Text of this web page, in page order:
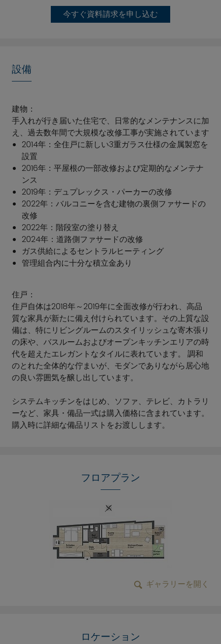
しいダイニングスペースと相まって、モダンで魅力的な
住空間を醸し出しています。
です。このバルコニーは、屋外でリラックスしたひとと
きを楽しむのに最適な場所です。特に注目すべきは、光
つろぎの隠れ家として理想的に利用でき、住まいにさら
なる魅力を添えています。
この物件は、ほぼ新築同等の状態を保っています。地下
収納スペースとデュプレックス式駐車場も備わってお
り、この魅力的な物件をさらに充実させています。ミュ
ンヘンでは、これはまさに大きなメリットと言えます。
物件価格 770,000ユーロ ＋ 駐車場（デュプレックス
式）25,000ユーロ ＝ 合計 795,000ユーロ
今すぐ資料請求を申し込む
設備
建物：
手入れが行き届いた住宅で、日常的なメンテナンスに加
え、過去数年間で大規模な改修工事が実施されています
2014年：全住戸に新しい3重ガラス仕様の金属製窓を
設置
2016年：平屋根の一部改修および定期的なメンテナ
ンス
2019年：デュプレックス・パーカーの改修
2022年：バルコニーを含む建物の裏側ファサードの
改修
2022年：階段室の塗り替え
2024年：道路側ファサードの改修
ガス供給によるセントラルヒーティング
管理組合内に十分な積立金あり
住戸：
住戸自体は2018年～2019年に全面改修が行われ、高品
質な家具が新たに備え付けられています。その上質な設
備は、特にリビングルームのスタイリッシュな寄木張り
の床や、バスルームおよびオープンキッチンエリアの時
代を超えたエレガントなタイルに表れています。 調和
のとれた全体的な佇まいが、モダンでありながら居心地
の良い雰囲気を醸し出しています。
システムキッチンをはじめ、ソファ、テレビ、カトラリ
ーなど、家具・備品一式は購入価格に含まれています。
購入時に詳細な備品リストをお渡しします。
フロアプラン
ギャラリーを開く
ロケーション